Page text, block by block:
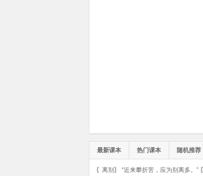
最新课本 热门课本 随机推荐
〖 离别 〗 “近来攀折苦，应为别离多。” 〖